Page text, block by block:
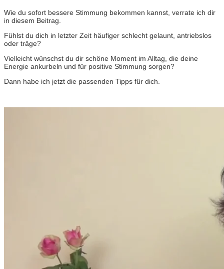
Wie du sofort bessere Stimmung bekommen kannst, verrate ich dir
in diesem Beitrag.
Fühlst du dich in letzter Zeit häufiger schlecht gelaunt, antriebslos
oder träge?
Vielleicht wünschst du dir schöne Moment im Alltag, die deine
Energie ankurbeln und für positive Stimmung sorgen?
Dann habe ich jetzt die passenden Tipps für dich.